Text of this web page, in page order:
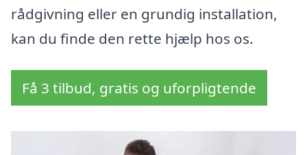
rådgivning eller en grundig installation,
kan du finde den rette hjælp hos os.
Få 3 tilbud, gratis og uforpligtende